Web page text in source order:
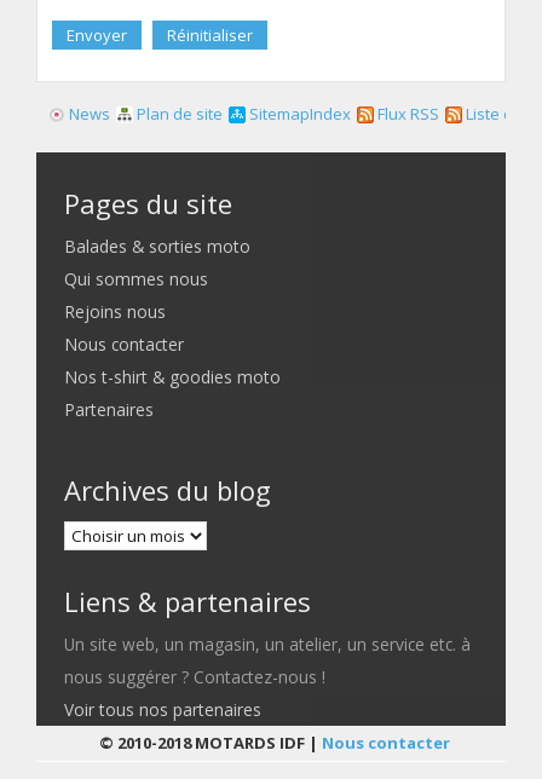
News Plan de site SitemapIndex Flux RSS Liste des
Pages du site
Balades & sorties moto
Qui sommes nous
Rejoins nous
Nous contacter
Nos t-shirt & goodies moto
Partenaires
Archives du blog
Liens & partenaires
Un site web, un magasin, un atelier, un service etc. à
nous suggérer ? Contactez-nous !
Voir tous nos partenaires
© 2010-2018 MOTARDS IDF | Nous contacter